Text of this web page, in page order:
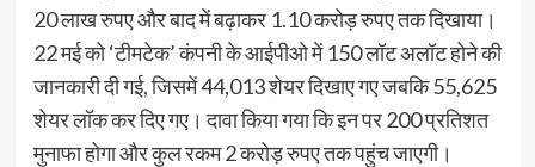
20 लाख रुपए और बाद में बढ़ाकर 1.10 करोड़ रुपए तक दिखाया।
22 मई को ‘टीमटेक’ कंपनी के आईपीओ में 150 लॉट अलॉट होने की
जानकारी दी गई, जिसमें 44,013 शेयर दिखाए गए जबकि 55,625
शेयर लॉक कर दिए गए। दावा किया गया कि इन पर 200 प्रतिशत
मुनाफा होगा और कुल रकम 2 करोड़ रुपए तक पहुंच जाएगी।